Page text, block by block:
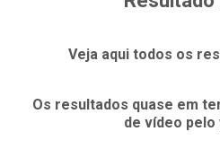
Veja aqui todos os
Os resultados quase em
de vídeo pelo